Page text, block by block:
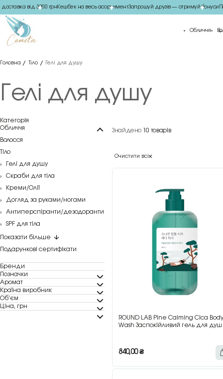
від 3000 грнКешбек на весь асортиментЗапрошуй друзів — отримуй бонуси
Обличчя
Головна Тіло Гелі для душу
Гелі для душу
Категорія
Обличчя
Волосся
Тіло
Гелі для душу
Скраби для тіла
Креми/Олії
Догляд за руками/ногами
Антиперспіранти/дезодоранти
SPF для тіла
Подарункові сертифікати
Бренди
Позначки
Аромат
Країна виробник
Об'єм
Ціна, грн
Знайдено 10 товарів
Очистити всі
ROUND LAB Pine Calming Cica Body
Wash Заспокійливий гель для
840,00₴